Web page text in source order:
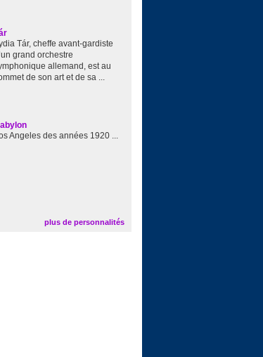
Tár, cheffe avant-gardiste
grand orchestre
allemand, est au
de son art et de sa ...
Angeles des années 1920 ...
plus de personnalités